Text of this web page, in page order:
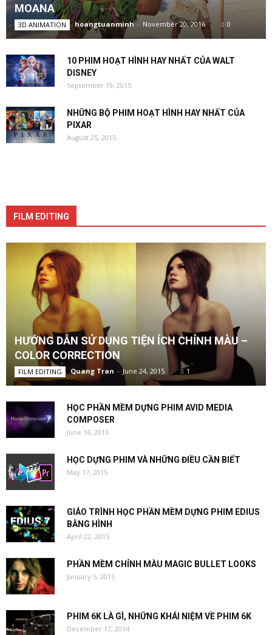
MOANA
3D ANIMATION hoangtuanminh - November 20, 2016 0
10 PHIM HOẠT HÌNH HAY NHẤT CỦA WALT
DISNEY
September 19, 2015
NHỮNG BỘ PHIM HOẠT HÌNH HAY NHẤT CỦA
PIXAR
August 25, 2015
FILM EDITING
HƯỚNG DẪN SỬ DỤNG TIỆN ÍCH CHỈNH MÀU –
COLOR CORRECTION
FILM EDITING Quang Tran - June 24, 2015 1
HỌC PHẦN MỀM DỰNG PHIM AVID MEDIA
COMPOSER
June 16, 2015
HỌC DỰNG PHIM VÀ NHỮNG ĐIỀU CẦN BIẾT
May 17, 2015
GIÁO TRÌNH HỌC PHẦN MỀM DỰNG PHIM EDIUS
BẰNG HÌNH
April 22, 2015
PHẦN MỀM CHỈNH MÀU MAGIC BULLET LOOKS
January 5, 2015
PHIM 6K LÀ GÌ, NHỮNG KHÁI NIỆM VỀ PHIM 6K
December 17, 2014